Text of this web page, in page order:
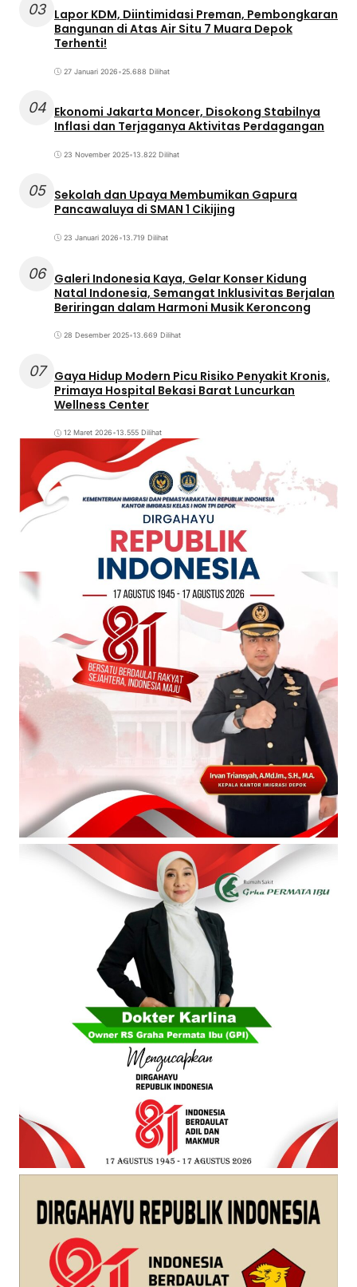
03 Lapor KDM, Diintimidasi Preman, Pembongkaran
Bangunan di Atas Air Situ 7 Muara Depok
Terhenti!
27 Januari 2026•25.688 Dilihat
04 Ekonomi Jakarta Moncer, Disokong Stabilnya
Inflasi dan Terjaganya Aktivitas Perdagangan
23 November 2025•13.822 Dilihat
05 Sekolah dan Upaya Membumikan Gapura
Pancawaluya di SMAN 1 Cikijing
23 Januari 2026•13.719 Dilihat
06 Galeri Indonesia Kaya, Gelar Konser Kidung
Natal Indonesia, Semangat Inklusivitas Berjalan
Beriringan dalam Harmoni Musik Keroncong
28 Desember 2025•13.669 Dilihat
07
Gaya Hidup Modern Picu Risiko Penyakit Kronis,
Primaya Hospital Bekasi Barat Luncurkan
Wellness Center
12 Maret 2026•13.555 Dilihat